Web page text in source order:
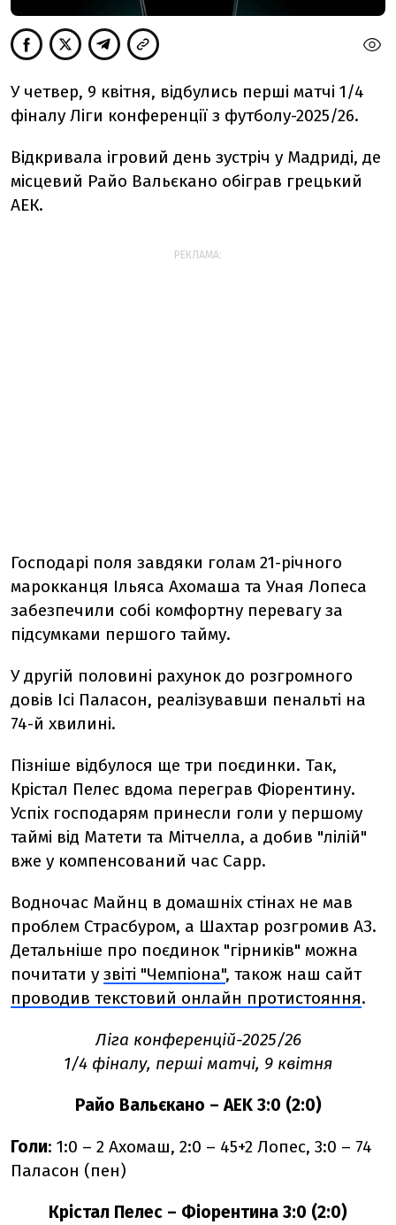
У четвер, 9 квітня, відбулись перші матчі 1/4
фіналу Ліги конференції з футболу-2025/26.
Відкривала ігровий день зустріч у Мадриді, де
місцевий Райо Вальєкано обіграв грецький
АЕК.
РЕКЛАМА:
Господарі поля завдяки голам 21-річного
марокканця Ільяса Ахомаша та Уная Лопеса
забезпечили собі комфортну перевагу за
підсумками першого тайму.
У другій половині рахунок до розгромного
довів Ісі Паласон, реалізувавши пенальті на
74-й хвилині.
Пізніше відбулося ще три поєдинки. Так,
Крістал Пелес вдома переграв Фіорентину.
Успіх господарям принесли голи у першому
таймі від Матети та Мітчелла, а добив "лілій"
вже у компенсований час Сарр.
Водночас Майнц в домашніх стінах не мав
проблем Страсбуром, а Шахтар розгромив АЗ.
Детальніше про поєдинок "гірників" можна
почитати у звіті "Чемпіона", також наш сайт
проводив текстовий онлайн протистояння.
Ліга конференцій-2025/26
1/4 фіналу, перші матчі, 9 квітня
Райо Вальєкано – AEK 3:0 (2:0)
Голи: 1:0 – 2 Ахомаш, 2:0 – 45+2 Лопес, 3:0 – 74
Паласон (пен)
Крістал Пелес – Фіорентина 3:0 (2:0)